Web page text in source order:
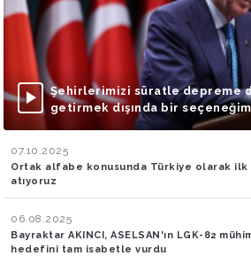
Şehirlerimizi süratle depreme
getirmek dışında bir
07.10.2025
Ortak alfabe konusunda Türkiye olarak ilk
atıyoruz
06.08.2025
Bayraktar AKINCI, ASELSAN'ın LGK-82
hedefini tam isabetle vurdu